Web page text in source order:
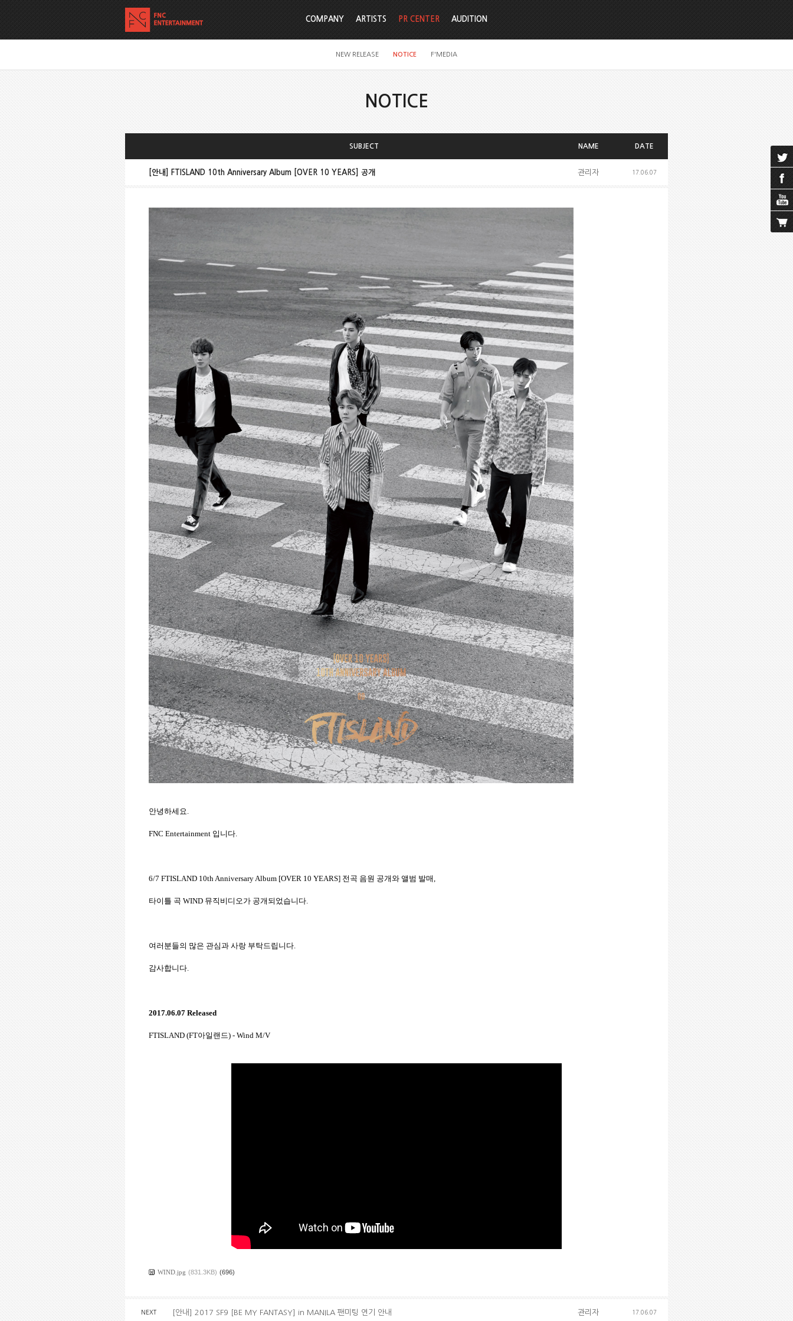
COMPANY ARTISTS PR CENTER
NEW RELEASE NOTICE F'MEDIA
AUDITION
NOTICE
SUBJECT NAME DATE
[안내] FTISLAND 10th Anniversary Album [OVER 10 YEARS] 공개 관리자 17.06.07
안녕하세요.
FNC Entertainment 입니다.
6/7 FTISLAND 10th Anniversary Album [OVER 10 YEARS] 전곡 음원 공개와 앨범 발매,
타이틀 곡 WIND 뮤직비디오가 공개되었습니다.
여러분들의 많은 관심과 사랑 부탁드립니다.
감사합니다.
2017.06.07 Released
FTISLAND (FT아일랜드) - Wind M/V
WIND.jpg (831.3KB) (696)
NEXT [안내] 2017 SF9 [BE MY FANTASY] in MANILA 팬미팅 연기 안내 관리자 17.06.07